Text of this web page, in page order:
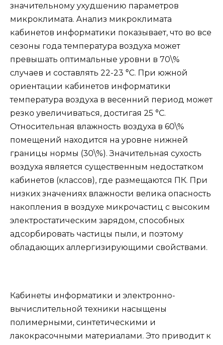
значительному ухудшению параметров
микроклимата. Анализ микроклимата
кабинетов информатики показывает, что во все
сезоны года температура воздуха может
превышать оптимальные уровни в 70\%
случаев и составлять 22-23 °С. При южной
ориентации кабинетов информатики
температура воздуха в весенний период может
резко увеличиваться, достигая 25 °С.
Относительная влажность воздуха в 60\%
помещений находится на уровне нижней
границы нормы (30\%). Значительная сухость
воздуха является существенным недостатком
кабинетов (классов), где размещаются ПК. При
низких значениях влажности велика опасность
накопления в воздухе микрочастиц с высоким
электростатическим зарядом, способных
адсорбировать частицы пыли, и поэтому
обладающих аллергизирующими свойствами.
Кабинеты информатики и электронно-
вычислительной техники насыщены
полимерными, синтетическими и
лакокрасочными материалами. Это приводит к